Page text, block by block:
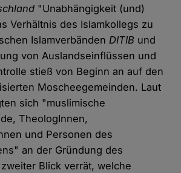
"Unabhängigkeit (und)
Verhältnis des Islamkollegs zu
IslamverbändenDITIB und
von Auslandseinflüssen und
stieß von Beginn an auf den
Moscheegemeinden. Laut
sich "muslimische
TheologInnen,
und Personen des
an der Gründung des
Blick verrät, welche